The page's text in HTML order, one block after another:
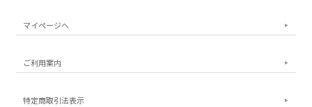
マイページへ
ご利用案内
特定商取引法表示